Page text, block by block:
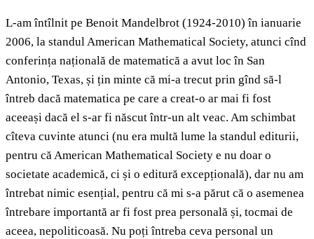
L-am întîlnit pe Benoit Mandelbrot (1924-2010) în ianuarie
2006, la standul American Mathematical Society, atunci cînd
conferința națională de matematică a avut loc în San
Antonio, Texas, și țin minte că mi-a trecut prin gînd să-l
întreb dacă matematica pe care a creat-o ar mai fi fost
aceeași dacă el s-ar fi născut într-un alt veac. Am schimbat
cîteva cuvinte atunci (nu era multă lume la standul editurii,
pentru că American Mathematical Society e nu doar o
societate academică, ci și o editură excepțională), dar nu am
întrebat nimic esențial, pentru că mi s-a părut că o asemenea
întrebare importantă ar fi fost prea personală și, tocmai de
aceea, nepoliticoasă. Nu poți întreba ceva personal un